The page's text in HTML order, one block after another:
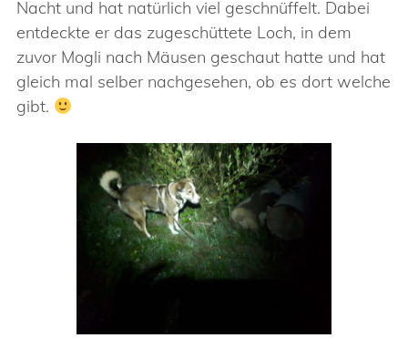
Nacht und hat natürlich viel geschnüffelt. Dabei
entdeckte er das zugeschüttete Loch, in dem
zuvor Mogli nach Mäusen geschaut hatte und hat
gleich mal selber nachgesehen, ob es dort welche
gibt.